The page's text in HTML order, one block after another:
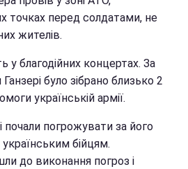
точках перед солдатами, не
жителів.
у благодійних концертах. За
було зібрано близько 2
українській армії.
почали погрожувати за його
бійцям.
до виконання погроз і